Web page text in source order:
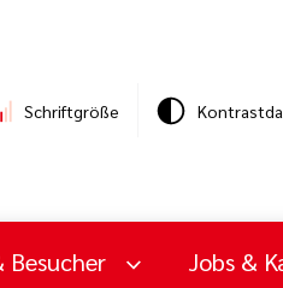
Schriftgröße
Besucher Jobs &